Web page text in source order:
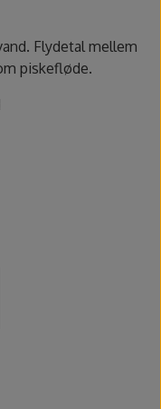
- UG
Flydetal mellem
piskefløde.